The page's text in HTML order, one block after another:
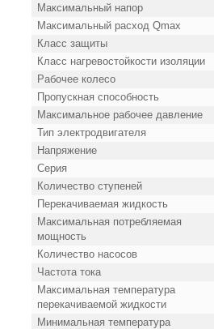
Максимальный напор
Максимальный расход Qmax
Класс защиты
Класс нагревостойкости изоляции
Рабочее колесо
Пропускная способность
Максимальное рабочее давление
Тип электродвигателя
Напряжение
Серия
Количество ступеней
Перекачиваемая жидкость
Максимальная потребляемая
мощность
Количество насосов
Частота тока
Максимальная температура
перекачиваемой жидкости
Минимальная температура